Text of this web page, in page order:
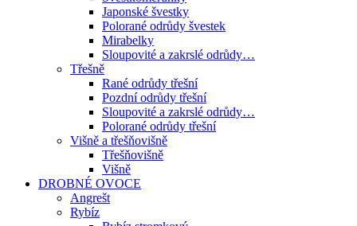
Japonské švestky
Polorané odrůdy švestek
Mirabelky
Sloupovité a zakrslé odrůdy…
Třešně
Rané odrůdy třešní
Pozdní odrůdy třešní
Sloupovité a zakrslé odrůdy…
Polorané odrůdy třešní
Višně a třešňovišně
Třešňovišně
Višně
DROBNÉ OVOCE
Angrešt
Rybíz